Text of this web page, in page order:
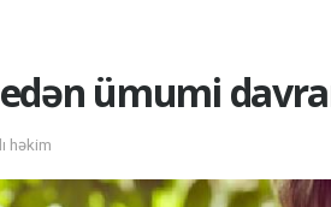
ümumi
həkim